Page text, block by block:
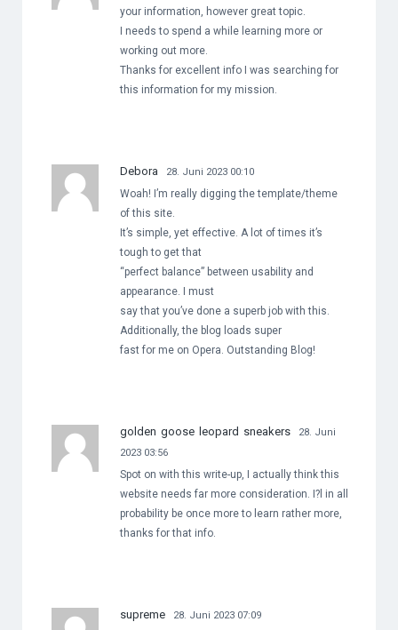
your information, however great topic.
I needs to spend a while learning more or
working out more.
Thanks for excellent info I was searching for
this information for my mission.
Debora 28. Juni 2023 00:10
Woah! I’m really digging the template/theme
of this site.
It’s simple, yet effective. A lot of times it’s
tough to get that
“perfect balance” between usability and
appearance. I must
say that you’ve done a superb job with this.
Additionally, the blog loads super
fast for me on Opera. Outstanding Blog!
golden goose leopard sneakers
28. Juni
2023 03:56
Spot on with this write-up, I actually think this
website needs far more consideration. I?l in all
probability be once more to learn rather more,
thanks for that info.
supreme 28. Juni 2023 07:09